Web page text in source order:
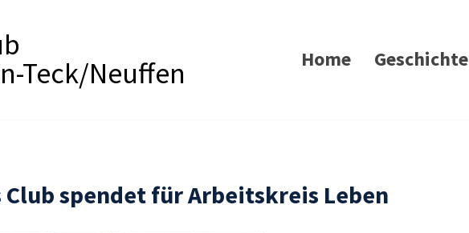
Teck/Neuffen
Home Geschichte
Club spendet für Arbeitskreis Leben